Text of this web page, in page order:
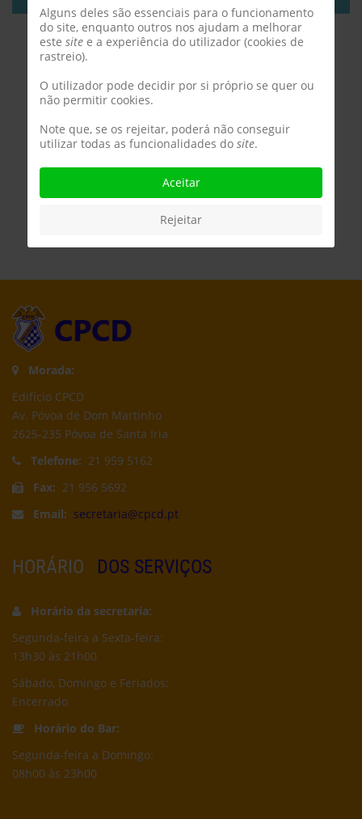
Morada:
Edifício CPCD
Av. Póvoa de Dom Martinho
2625-235 Póvoa de Santa Iria
Telefone: 21 959 5162
Fax: 21 956 5692
Email: secretaria@cpcd.pt
HORÁRIO DOS SERVIÇOS
Horário da secretaria:
Segunda-feira a Sexta-feira:
13h30 às 21h00
Sábado, Domingo e Feriados:
Encerrado
Horário do Bar:
Segunda-feira a Domingo:
08h00 às 23h00
Alguns deles são essenciais para o funcionamento
do site, enquanto outros nos ajudam a melhorar
este site e a experiência do utilizador (cookies de
rastreio).
O utilizador pode decidir por si próprio se quer ou
não permitir cookies.
Note que, se os rejeitar, poderá não conseguir
utilizar todas as funcionalidades do site.
Aceitar
Rejeitar